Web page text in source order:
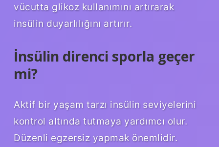
vücutta glikoz kullanımını artırarak
insülin duyarlılığını artırır.
İnsülin direnci sporla geçer
mi?
Aktif bir yaşam tarzı insülin seviyelerini
kontrol altında tutmaya yardımcı olur.
Düzenli egzersiz yapmak önemlidir.